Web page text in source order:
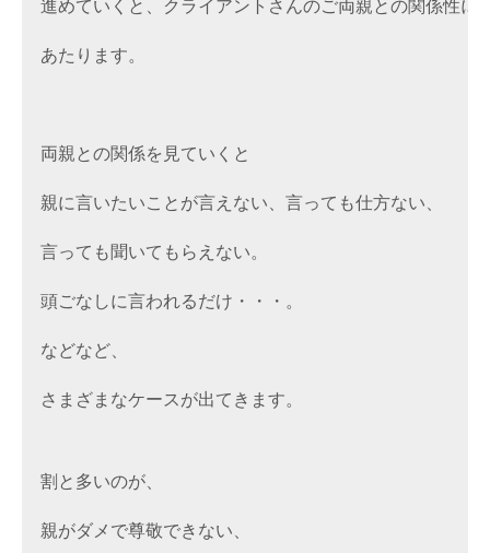
進めていくと、クライアントさんのご両親との関係性に
あたります。
両親との関係を見ていくと
親に言いたいことが言えない、言っても仕方ない、
言っても聞いてもらえない。
頭ごなしに言われるだけ・・・。
などなど、
さまざまなケースが出てきます。
割と多いのが、
親がダメで尊敬できない、